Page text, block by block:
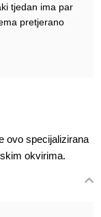
tjedan ima par
pretjerano
ovo specijalizirana
okvirima.